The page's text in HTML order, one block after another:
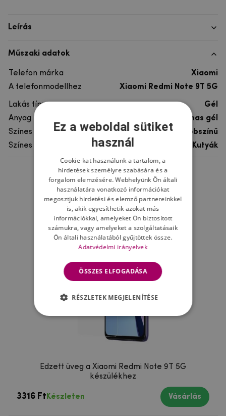
Leírás
Műszaki adatok
Telefon márka
Xiaomi
A telefonmodellhez
Xiaomi Redmi Note 9T 5G
Lakás típusa
Gél
Anyag
rugalmas gél
Színes
többszínű
Színes motívum
Kutyák
Ne felejtsd el
Edzett üveg a Xiaomi Redmi Note 9T 5G
készülékhez
3316 Ft Készleten Vásárlás
Ez a weboldal sütiket
használ
Cookie-kat használunk a tartalom, a
hirdetések személyre szabására és a
forgalom elemzésére. Webhelyünk Ön általi
használatára vonatkozó információkat
megosztjuk hirdetési és elemző partnereinkkel
is, akik egyesíthetik azokat más
információkkal, amelyeket Ön biztosított
számukra, vagy amelyeket a szolgáltatásaik
Ön általi használatából gyűjtöttek össze.
Adatvédelmi irányelvek
ÖSSZES ELFOGADÁSA
RÉSZLETEK MEGJELENÍTÉSE